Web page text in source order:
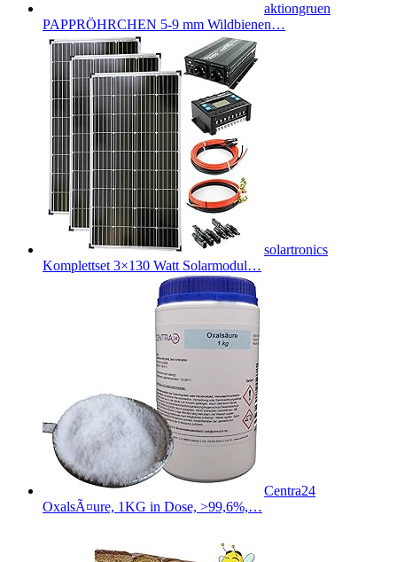
aktiongruen
PAPPRÖHRCHEN 5-9 mm Wildbienen…
solartronics
Komplettset 3×130 Watt Solarmodul…
Centra24
OxalsÃ¤ure, 1KG in Dose, >99,6%,…